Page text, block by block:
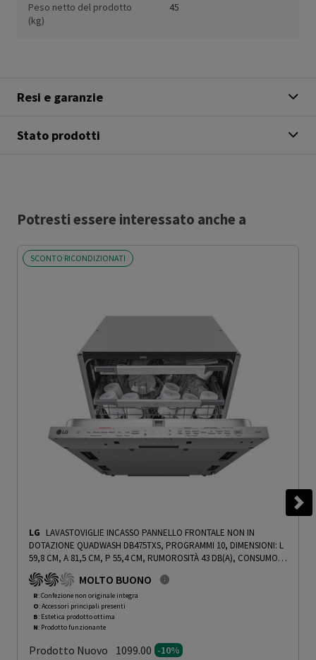
Peso netto del prodotto
(kg)
45
Resi e garanzie
Stato prodotti
Potresti essere interessato anche a
SCONTO RICONDIZIONATI
LG LAVASTOVIGLIE INCASSO PANNELLO FRONTALE NON IN
DOTAZIONE QUADWASH DB475TXS, PROGRAMMI 10, DIMENSIONI: L
59,8 CM, A 81,5 CM, P 55,4 CM, RUMOROSITÀ 43 DB(A), CONSUMO
DI ACQUA 9,5 L, ACCIAIO, CLASSE A - PRMG GRADING ROBN - 10%
PRMG GRADING ROBN - 10%
MOLTO BUONO
R: Confezione non originale integra
O: Accessori principali presenti
B: Estetica prodotto ottima
N: Prodotto funzionante
Prodotto Nuovo 1099.00 -10%